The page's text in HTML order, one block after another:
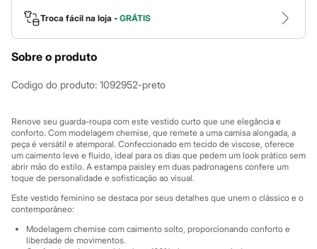
Chinelos
Rasteirinhas
Sandálias
Sapatilhas
Marcas
City
Mindset
Sawary
Yessica
Moda esportiva
Acessórios
Blusas
Calçados
Leggings
Tops
Moda íntima
Troca fácil na loja - GRÁTIS
Sobre o produto
Codigo do produto: 1092952-preto
Renove seu guarda-roupa com este vestido curto que une elegância e
conforto. Com modelagem chemise, que remete a uma camisa alongada, a
peça é versátil e atemporal. Confeccionado em tecido de viscose, oferece
um caimento leve e fluido, ideal para os dias que pedem um look prático sem
abrir mão do estilo. A estampa paisley em duas padronagens confere um
toque de personalidade e sofisticação ao visual.
Este vestido feminino se destaca por seus detalhes que unem o clássico e o
contemporâneo:
Modelagem chemise com caimento solto, proporcionando conforto e
liberdade de movimentos.